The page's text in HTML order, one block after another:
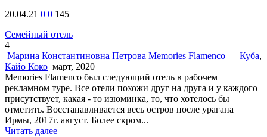
20.04.21 0 0 145
Семейный отель
4
Марина Константиновна Петрова Memories Flamenco — Куба,
Кайо Коко март, 2020
Memories Flamenco был следующий отель в рабочем
рекламном туре. Все отели похожи друг на друга и у каждого
присутствует, какая - то изюминка, то, что хотелось бы
отметить. Восстанавливается весь остров после урагана
Ирмы, 2017г. август. Более скром...
Читать далее